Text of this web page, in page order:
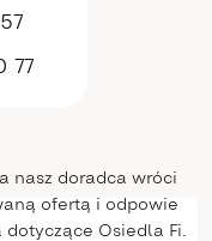
77
nasz doradca wróci
ofertą i odpowie
Osiedla Fi.